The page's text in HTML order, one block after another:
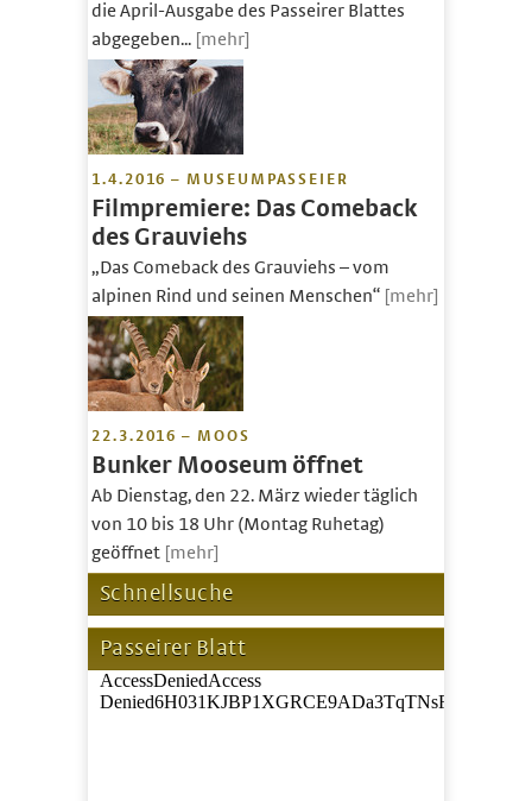
die April-Ausgabe des Passeirer Blattes
abgegeben... [mehr]
1.4.2016 – MUSEUMPASSEIER
Filmpremiere: Das Comeback
des Grauviehs
„Das Comeback des Grauviehs – vom
alpinen Rind und seinen Menschen“ [mehr]
22.3.2016 – MOOS
Bunker Mooseum öffnet
Ab Dienstag, den 22. März wieder täglich
von 10 bis 18 Uhr (Montag Ruhetag)
geöffnet [mehr]
Schnellsuche
Passeirer Blatt